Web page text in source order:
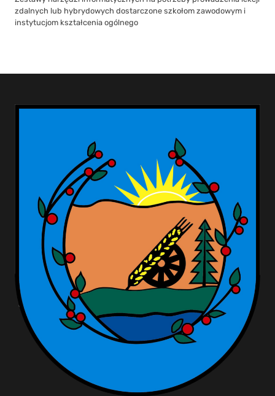
zdalnych lub hybrydowych dostarczone szkołom zawodowym i
instytucjom kształcenia ogólnego